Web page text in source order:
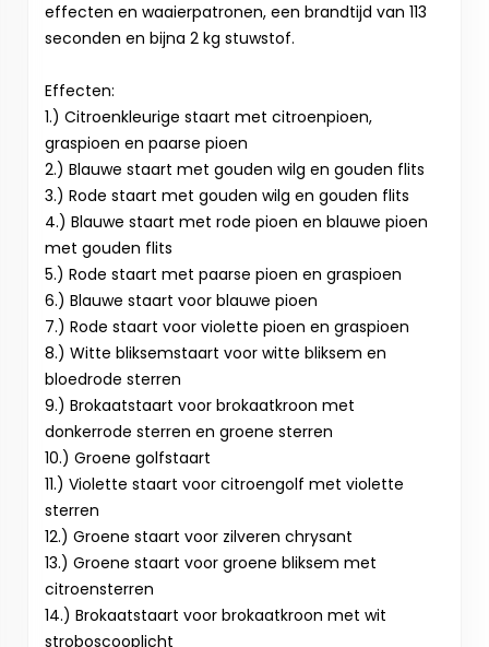
effecten en waaierpatronen, een brandtijd van 113
seconden en bijna 2 kg stuwstof.
Effecten:
1.) Citroenkleurige staart met citroenpioen,
graspioen en paarse pioen
2.) Blauwe staart met gouden wilg en gouden flits
3.) Rode staart met gouden wilg en gouden flits
4.) Blauwe staart met rode pioen en blauwe pioen
met gouden flits
5.) Rode staart met paarse pioen en graspioen
6.) Blauwe staart voor blauwe pioen
7.) Rode staart voor violette pioen en graspioen
8.) Witte bliksemstaart voor witte bliksem en
bloedrode sterren
9.) Brokaatstaart voor brokaatkroon met
donkerrode sterren en groene sterren
10.) Groene golfstaart
11.) Violette staart voor citroengolf met violette
sterren
12.) Groene staart voor zilveren chrysant
13.) Groene staart voor groene bliksem met
citroensterren
14.) Brokaatstaart voor brokaatkroon met wit
stroboscooplicht